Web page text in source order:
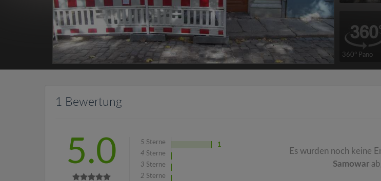
360° Pano
1 Bewertung
5.0 5 Sterne
1
4 Sterne
3 Sterne
2 Sterne
Es wurden noch keine
Samowar